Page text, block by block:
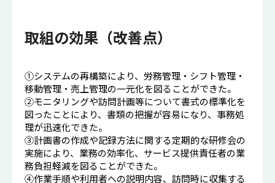
取組の効果（改善点）
①システムの再構築により、労務管理・シフト管理・
移動管理・売上管理の一元化を図ることができた。
②モニタリングや訪問計画等について書式の標準化を
図ったことにより、書類の把握が容易になり、事務処
理が迅速化できた。
③計画書の作成や記録方法に関する定期的な研修会の
実施により、業務の効率化、サービス提供責任者の業
務負担軽減を図ることができた。
④作業手順や利用者への説明内容、訪問時に収集する